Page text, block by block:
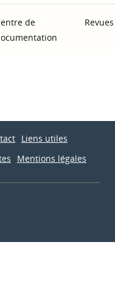
de
Revues
Liens utiles
Mentions légales